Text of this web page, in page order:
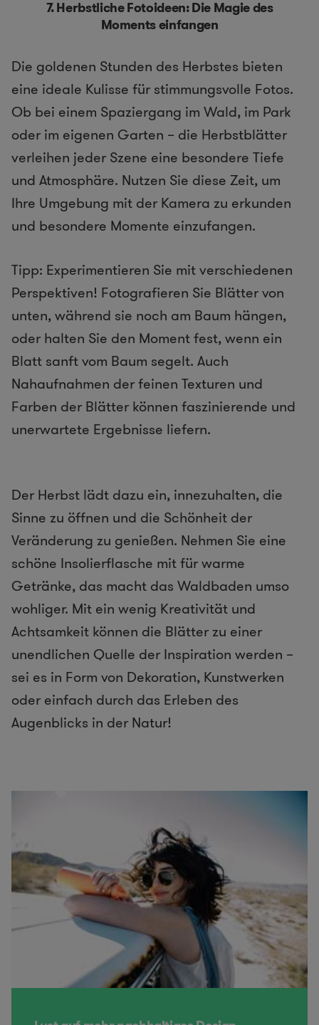
7.Herbstliche Fotoideen: Die Magie des
Moments einfangen
Die goldenen Stunden des Herbstes bieten
eine ideale Kulisse für stimmungsvolle Fotos.
Ob bei einem Spaziergang im Wald, im Park
oder im eigenen Garten – die Herbstblätter
verleihen jeder Szene eine besondere Tiefe
und Atmosphäre. Nutzen Sie diese Zeit, um
Ihre Umgebung mit der Kamera zu erkunden
und besondere Momente einzufangen.
Tipp: Experimentieren Sie mit verschiedenen
Perspektiven! Fotografieren Sie Blätter von
unten, während sie noch am Baum hängen,
oder halten Sie den Moment fest, wenn ein
Blatt sanft vom Baum segelt. Auch
Nahaufnahmen der feinen Texturen und
Farben der Blätter können faszinierende und
unerwartete Ergebnisse liefern.
Der Herbst lädt dazu ein, innezuhalten, die
Sinne zu öffnen und die Schönheit der
Veränderung zu genießen. Nehmen Sie eine
schöne Insolierflasche mit für warme
Getränke, das macht das Waldbaden umso
wohliger. Mit ein wenig Kreativität und
Achtsamkeit können die Blätter zu einer
unendlichen Quelle der Inspiration werden –
sei es in Form von Dekoration, Kunstwerken
oder einfach durch das Erleben des
Augenblicks in der Natur!